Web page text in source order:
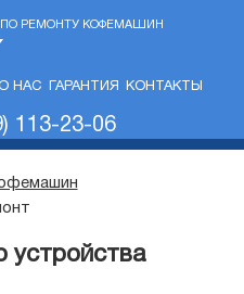
ПО РЕМОНТУ КОФЕМАШИН
НАС ГАРАНТИЯ КОНТАКТЫ
113-23-06
устройства